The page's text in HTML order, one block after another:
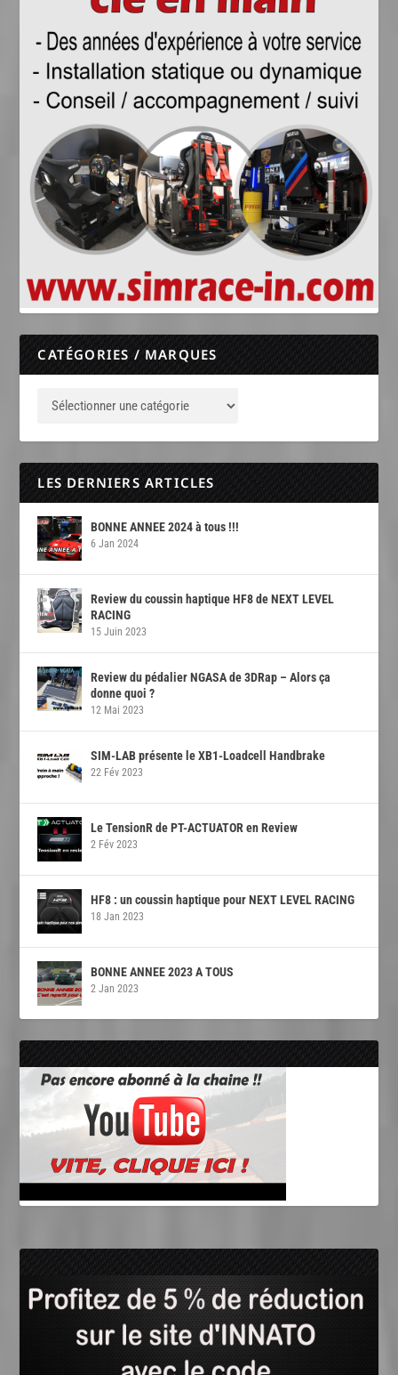
CATÉGORIES / MARQUES
LES DERNIERS ARTICLES
BONNE ANNEE 2024 à tous !!!
6 Jan 2024
Review du coussin haptique HF8 de NEXT LEVEL
RACING
15 Juin 2023
Review du pédalier NGASA de 3DRap – Alors ça
donne quoi ?
12 Mai 2023
SIM-LAB présente le XB1-Loadcell Handbrake
22 Fév 2023
Le TensionR de PT-ACTUATOR en Review
2 Fév 2023
HF8 : un coussin haptique pour NEXT LEVEL RACING
18 Jan 2023
BONNE ANNEE 2023 A TOUS
2 Jan 2023